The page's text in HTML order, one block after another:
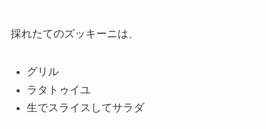
採れたてのズッキーニは、
グリル
ラタトゥイユ
生でスライスしてサラダ